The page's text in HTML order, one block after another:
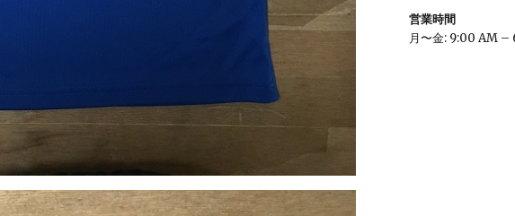
営業時間
月〜金: 9:00 AM –